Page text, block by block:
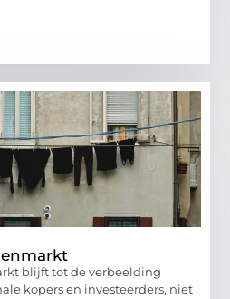
blijft tot de verbeelding
kopers en investeerders, niet